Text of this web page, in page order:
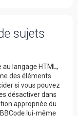
sujets
au langage HTML,
des éléments
si vous pouvez
désactiver dans
appropriée du
lui-même